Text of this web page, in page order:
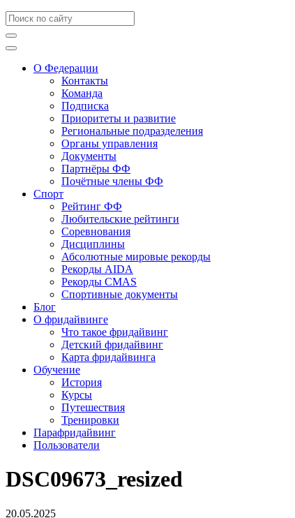
О Федерации
Контакты
Команда
Подписка
Приоритеты и развитие
Региональные подразделения
Органы управления
Документы
Партнёры ФФ
Почётные члены ФФ
Спорт
Рейтинг ФФ
Любительские рейтинги
Соревнования
Дисциплины
Абсолютные мировые рекорды
Рекорды AIDA
Рекорды CMAS
Спортивные документы
Блог
О фридайвинге
Что такое фридайвинг
Детский фридайвинг
Карта фридайвинга
Обучение
История
Курсы
Путешествия
Тренировки
Парафридайвинг
Пользователи
DSC09673_resized
20.05.2025